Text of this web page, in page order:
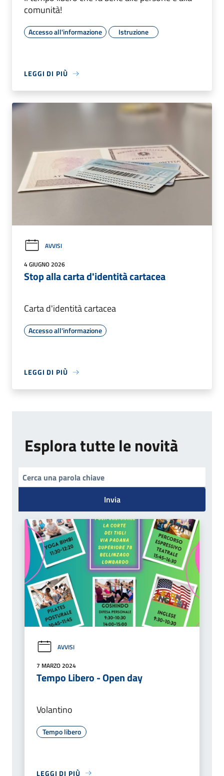
comunità!
Accesso all'informazione Istruzione
LEGGI DI PIÙ
AVVISI
4 GIUGNO 2026
Stop alla carta d'identità cartacea
Carta d'identità cartacea
Accesso all'informazione
LEGGI DI PIÙ
Esplora tutte le novità
Invia
AVVISI
7 MARZO 2024
Tempo Libero - Open day
Volantino
Tempo libero
LEGGI DI PIÙ